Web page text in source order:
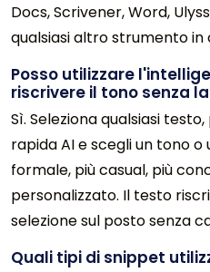
Docs, Scrivener, Word,
qualsiasi altro strumento in
Posso utilizzare
riscrivere il tono senza
Sì. Seleziona qualsiasi
rapida AI e scegli un tono o
formale, più casual, più
personalizzato. Il testo
selezione sul posto senza
Quali tipi di snippet